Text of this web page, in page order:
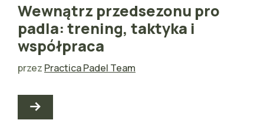
Wewnątrz przedsezonu pro
padla: trening, taktyka i
współpraca
przez Practica Padel Team